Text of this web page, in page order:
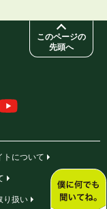
このページの
先頭へ
トについて
り扱い